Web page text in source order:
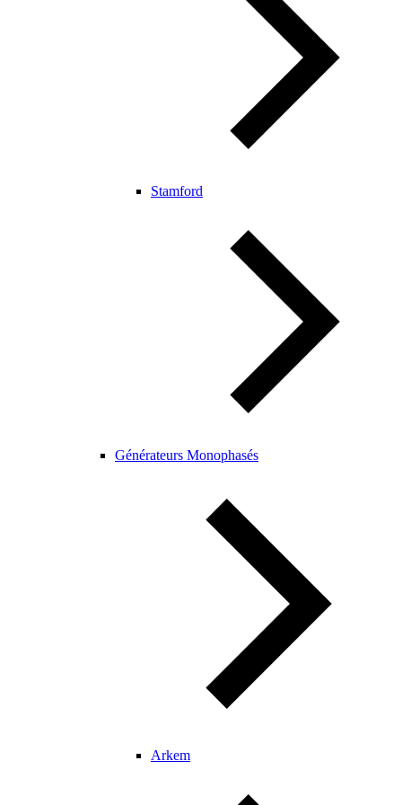
Stamford
Générateurs Monophasés
Arkem